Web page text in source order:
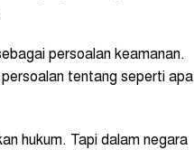
persoalan keamanan.
persoalan tentang seperti apa
hukum. Tapi dalam negara